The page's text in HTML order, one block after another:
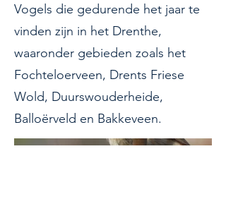
Vogels die gedurende het jaar te
vinden zijn in het Drenthe,
waaronder gebieden zoals het
Fochteloerveen, Drents Friese
Wold, Duurswouderheide,
Balloërveld en Bakkeveen.